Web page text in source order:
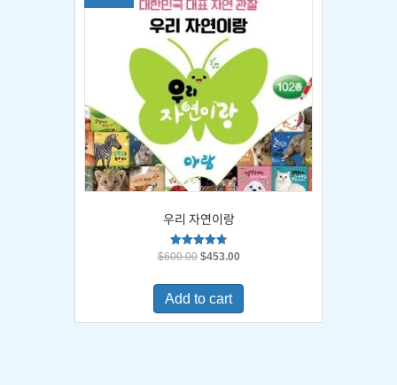
우리 자연이랑
Rated
$600.00 Original
was:
$600.00.
$453.00Current
is:
Add to cart